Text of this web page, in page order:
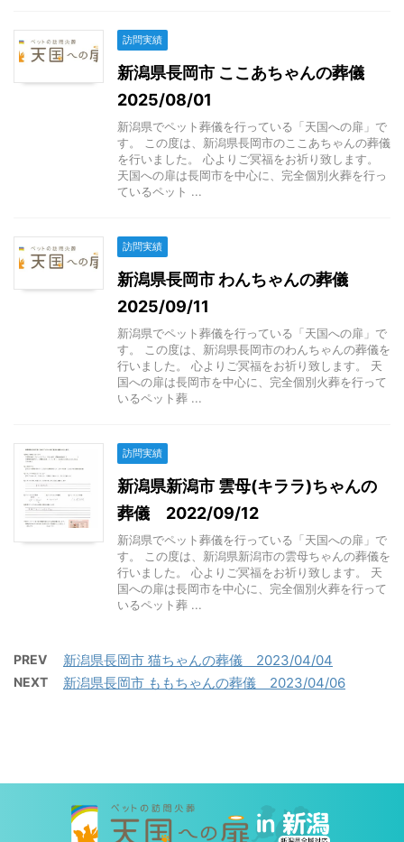
訪問実績
新潟県長岡市 ここあちゃんの葬儀
2025/08/01
新潟県でペット葬儀を行っている「天国への扉」で
す。 この度は、新潟県長岡市のここあちゃんの葬儀
を行いました。 心よりご冥福をお祈り致します。
天国への扉は長岡市を中心に、完全個別火葬を行っ
ているペット ...
訪問実績
新潟県長岡市 わんちゃんの葬儀
2025/09/11
新潟県でペット葬儀を行っている「天国への扉」で
す。 この度は、新潟県長岡市のわんちゃんの葬儀を
行いました。 心よりご冥福をお祈り致します。 天
国への扉は長岡市を中心に、完全個別火葬を行って
いるペット葬 ...
訪問実績
新潟県新潟市 雲母(キララ)ちゃんの
葬儀 2022/09/12
新潟県でペット葬儀を行っている「天国への扉」で
す。 この度は、新潟県新潟市の雲母ちゃんの葬儀を
行いました。 心よりご冥福をお祈り致します。 天
国への扉は長岡市を中心に、完全個別火葬を行って
いるペット葬 ...
PREV 新潟県長岡市 猫ちゃんの葬儀 2023/04/04
NEXT 新潟県長岡市 ももちゃんの葬儀 2023/04/06